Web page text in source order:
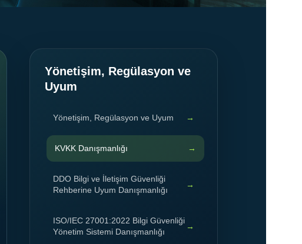
Yönetişim, Regülasyon ve
Uyum
Yönetişim, Regülasyon ve Uyum
KVKK Danışmanlığı
DDO Bilgi ve İletişim Güvenliği
Rehberine Uyum Danışmanlığı
ISO/IEC 27001:2022 Bilgi Güvenliği
Yönetim Sistemi Danışmanlığı